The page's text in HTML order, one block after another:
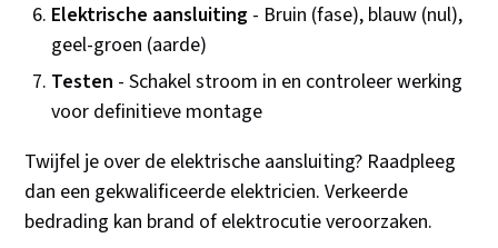
Elektrische aansluiting - Bruin (fase), blauw (nul),
geel-groen (aarde)
Testen - Schakel stroom in en controleer werking
voor definitieve montage
Twijfel je over de elektrische aansluiting? Raadpleeg
dan een gekwalificeerde elektricien. Verkeerde
bedrading kan brand of elektrocutie veroorzaken.